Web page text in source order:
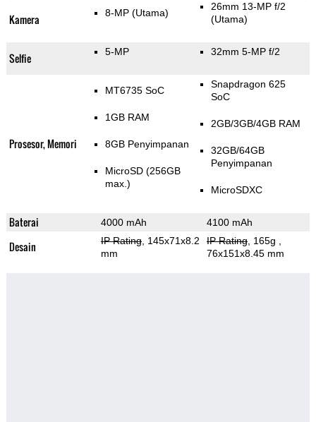
Kamera 8-MP (Utama)
26mm 13-MP f/2
(Utama)
Selfie 5-MP 32mm 5-MP f/2
Prosesor, Memori
MT6735 SoC
1GB RAM
8GB Penyimpanan
MicroSD (256GB
max.)
Snapdragon 625
SoC
2GB/3GB/4GB RAM
32GB/64GB
Penyimpanan
MicroSDXC
Baterai 4000 mAh 4100 mAh
Desain IP Rating, 145x71x8.2
mm
IP Rating, 165g
76x151x8.45 mm